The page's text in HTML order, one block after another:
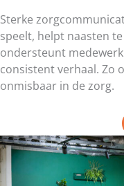
Sterke
speelt, helpt naasten
ondersteunt
consistent verhaal. Zo
onmisbaar in de zorg.